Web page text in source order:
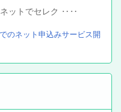
ネットでセレク ‥‥
のネット申込みサービス開